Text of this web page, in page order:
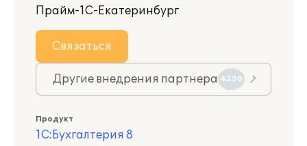
Прайм-1С-Екатеринбург
Связаться
Другие внедрения партнера 4250
Продукт
1С:Бухгалтерия 8